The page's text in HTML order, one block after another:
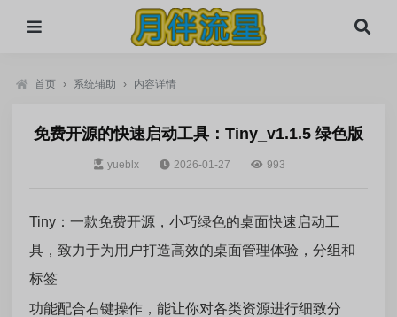
首页 › 系统辅助 › 内容详情
免费开源的快速启动工具：Tiny_v1.1.5 绿色版
yueblx 2026-01-27 993
Tiny：一款免费开源，小巧绿色的桌面快速启动工
具，致力于为用户打造高效的桌面管理体验，分组和
标签
功能配合右键操作，能让你对各类资源进行细致分